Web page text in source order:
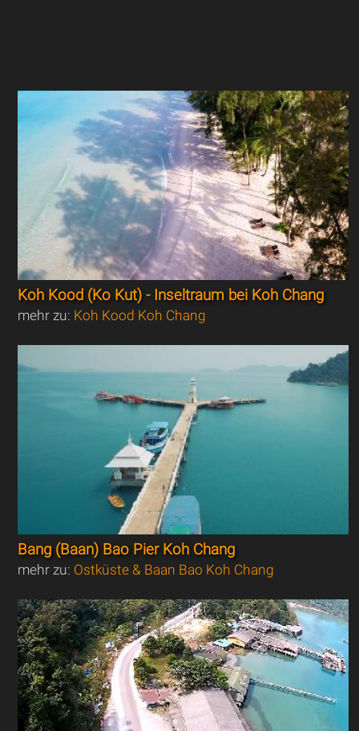
Koh Kood (Ko Kut) - Inseltraum bei Koh Chang
mehr zu: Koh Kood Koh Chang
Bang (Baan) Bao Pier Koh Chang
mehr zu: Ostküste & Baan Bao Koh Chang